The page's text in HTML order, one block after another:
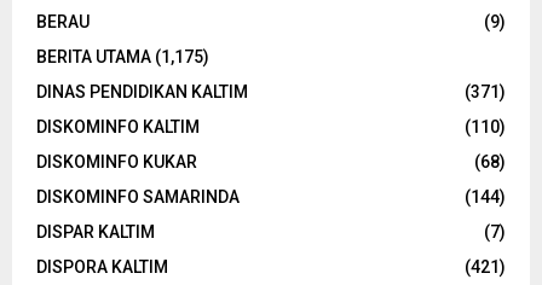
BERAU
(9)
BERITA UTAMA (1,175)
DINAS PENDIDIKAN KALTIM
(371)
DISKOMINFO KALTIM
(110)
DISKOMINFO KUKAR
(68)
DISKOMINFO SAMARINDA
(144)
DISPAR KALTIM
(7)
DISPORA KALTIM
(421)